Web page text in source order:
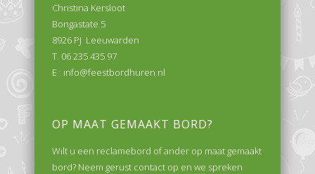
Christina Kersloot
Bongastate 5
8926 PJ Leeuwarden
T: 06 235 435 97
E : info@feestbordhuren.nl
OP MAAT GEMAAKT BORD?
Wilt u een reclamebord of ander op maat gemaakt
bord? Neem gerust contact op en we spreken